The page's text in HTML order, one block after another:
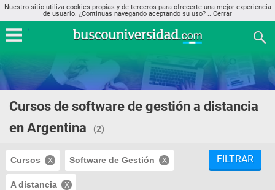
Nuestro sitio utiliza cookies propias y de terceros para ofrecerte una mejor experiencia
de usuario. ¿Continuas navegando aceptando su uso? .. Cerrar
Cursos de software de gestión a distancia
en Argentina
(2)
Cursos Software de Gestión
A distancia
FILTRAR